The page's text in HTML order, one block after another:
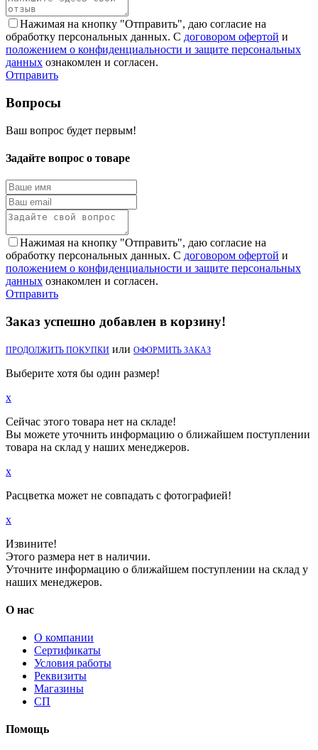
Нажимая на кнопку "Отправить", даю согласие на
обработку персональных данных. С договором офертой и
положением о конфиденциальности и защите персональных
данных ознакомлен и согласен.
Отправить
Вопросы
Ваш вопрос будет первым!
Задайте вопрос о товаре
Нажимая на кнопку "Отправить", даю согласие на
обработку персональных данных. С договором офертой и
положением о конфиденциальности и защите персональных
данных ознакомлен и согласен.
Отправить
Заказ успешно добавлен в корзину!
ПРОДОЛЖИТЬ ПОКУПКИ или ОФОРМИТЬ ЗАКАЗ
Выберите хотя бы один размер!
x
Сейчас этого товара нет на складе!
Вы можете уточнить информацию о ближайшем поступлении
товара на склад у наших менеджеров.
x
Расцветка может не совпадать с фотографией!
x
Извините!
Этого размера нет в наличии.
Уточните информацию о ближайшем поступлении на склад у
наших менеджеров.
О нас
О компании
Сертификаты
Условия работы
Реквизиты
Магазины
СП
Помощь